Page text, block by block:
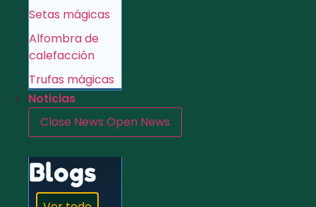
Setas mágicas
Alfombra de
calefacción
Trufas mágicas
Noticias
Close News Open News
Blogs